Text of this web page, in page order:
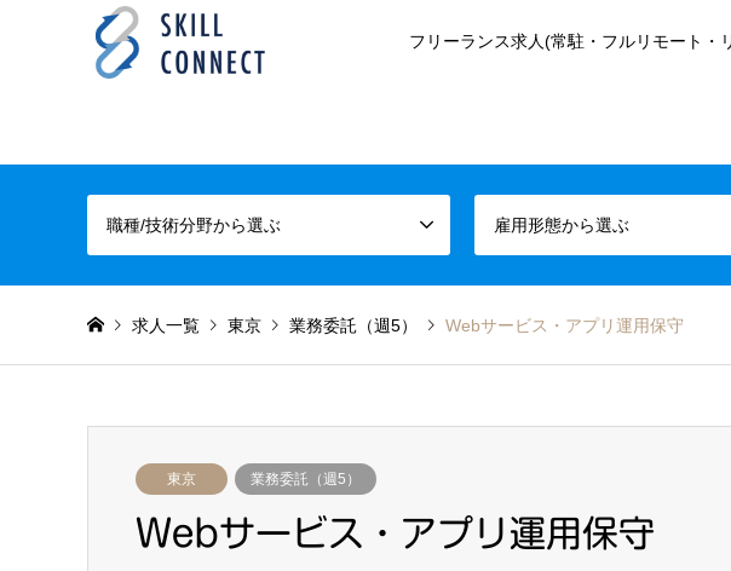
フリーランス求人(常駐・フルリモート・
職種/技術分野から選ぶ 雇用形態から選ぶ
求人一覧 東京 業務委託（週5） Webサービス・アプリ運用保守
東京 業務委託（週5）
Webサービス・アプリ運用保守